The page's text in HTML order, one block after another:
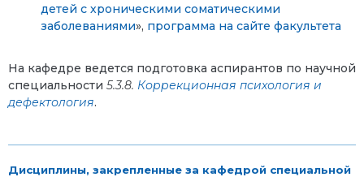
детей с хроническими соматическими
заболеваниями», программа на сайте факультета
На кафедре ведется подготовка аспирантов по научной
специальности 5.3.8. Коррекционная психология и
дефектология.
Дисциплины, закрепленные за кафедрой специальной